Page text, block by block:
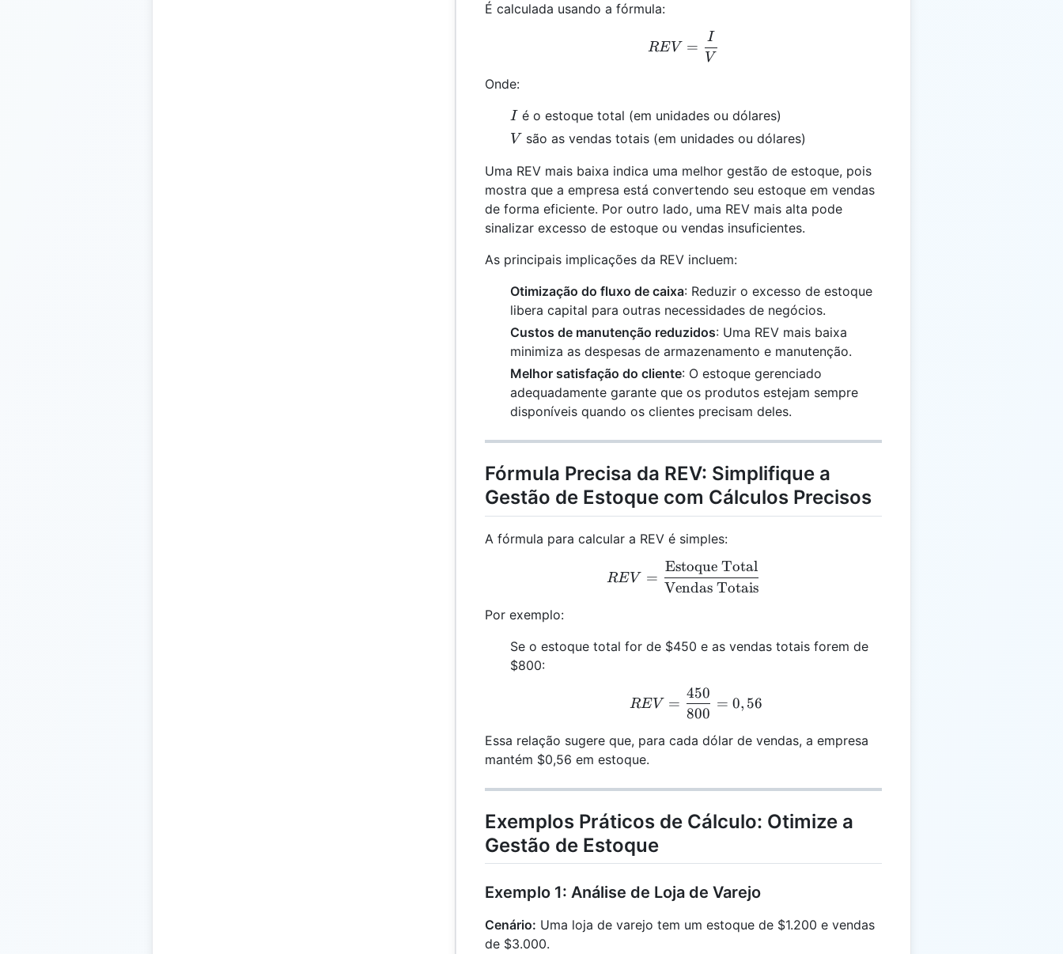
É calculada usando a fórmula:
REV = \frac{I}{V}
REV =
V
I
Onde:
I
Ié o estoque total (em unidades ou dólares)
V
V são as vendas totais (em unidades ou dólares)
Uma REV mais baixa indica uma melhor gestão de estoque, pois
mostra que a empresa está convertendo seu estoque em vendas
de forma eficiente. Por outro lado, uma REV mais alta pode
sinalizar excesso de estoque ou vendas insuficientes.
As principais implicações da REV incluem:
Otimização do fluxo de caixa: Reduzir o excesso de estoque
libera capital para outras necessidades de negócios.
Custos de manutenção reduzidos: Uma REV mais baixa
minimiza as despesas de armazenamento e manutenção.
Melhor satisfação do cliente: O estoque gerenciado
adequadamente garante que os produtos estejam sempre
disponíveis quando os clientes precisam deles.
Fórmula Precisa da REV: Simplifique a
Gestão de Estoque com Cálculos Precisos
A fórmula para calcular a REV é simples:
REV = \frac{\text{Estoque Total}}{\text{Vendas
REV =
Vendas Totais
Estoque Total
Por exemplo:
Se o estoque total for de $450 e as vendas totais forem de
$800:
REV = \frac{450}{800} = 0,56
REV =
800
450
= 0, 56
Essa relação sugere que, para cada dólar de vendas, a empresa
mantém $0,56 em estoque.
Exemplos Práticos de Cálculo: Otimize a
Gestão de Estoque
Exemplo 1: Análise de Loja de Varejo
Cenário: Uma loja de varejo tem um estoque de $1.200 e vendas
de $3.000.